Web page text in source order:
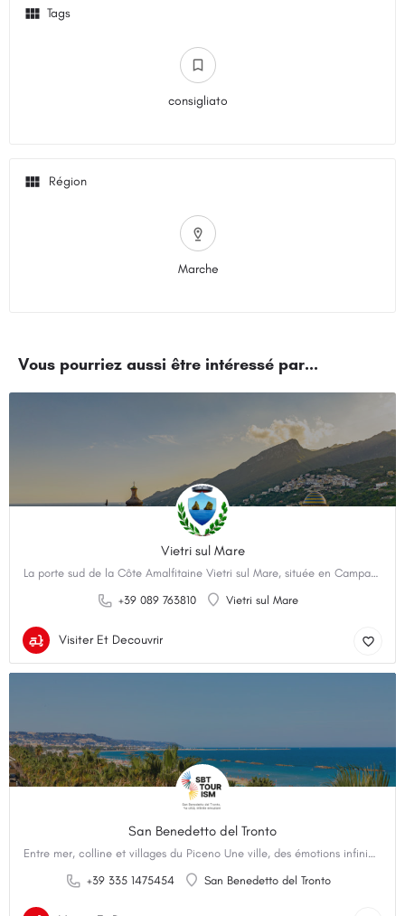
Tags
consigliato
Marche
Vietri sul Mare
La porte sud de la Côte Amalfitaine Vietri sul Mare, située en Campanie, est mondialement connue pour sa…
+39 089 763810
Vietri sul Mare
Visiter Et Decouvrir
San Benedetto del Tronto
Entre mer, colline et villages du Piceno Une ville, des émotions infinies. Véritable perle de…
+39 335 1475454
San Benedetto del Tronto